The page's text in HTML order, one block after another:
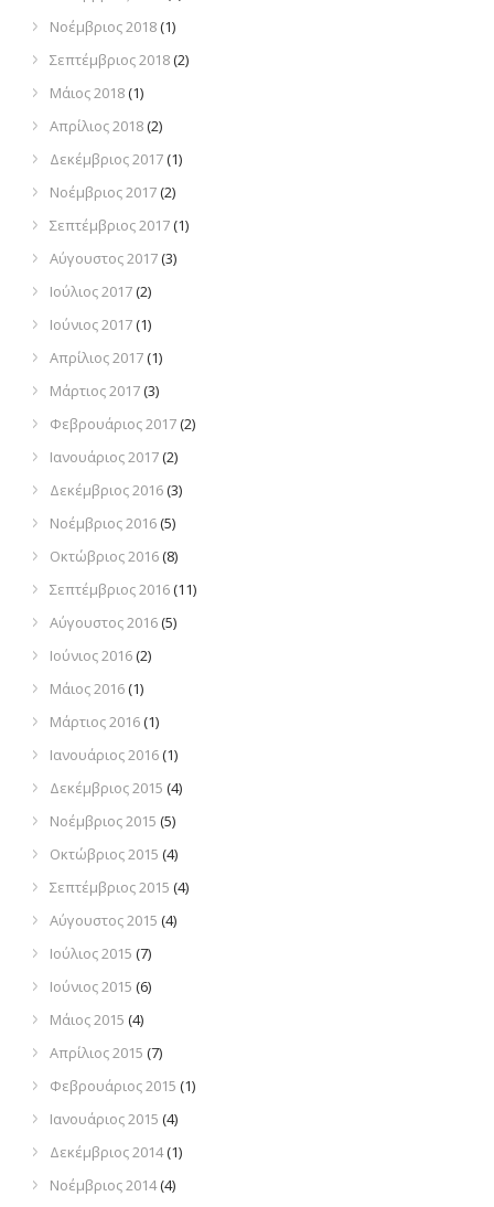
Νοέμβριος 2018(1)
Σεπτέμβριος 2018(2)
Μάιος 2018(1)
Απρίλιος 2018(2)
Δεκέμβριος 2017(1)
Νοέμβριος 2017(2)
Σεπτέμβριος 2017(1)
Αύγουστος 2017(3)
Ιούλιος 2017(2)
Ιούνιος 2017(1)
Απρίλιος 2017(1)
Μάρτιος 2017(3)
Φεβρουάριος 2017(2)
Ιανουάριος 2017(2)
Δεκέμβριος 2016(3)
Νοέμβριος 2016(5)
Οκτώβριος 2016(8)
Σεπτέμβριος 2016(11)
Αύγουστος 2016(5)
Ιούνιος 2016(2)
Μάιος 2016(1)
Μάρτιος 2016(1)
Ιανουάριος 2016(1)
Δεκέμβριος 2015 (4)
Νοέμβριος 2015 (5)
Οκτώβριος 2015 (4)
Σεπτέμβριος 2015 (4)
Αύγουστος 2015 (4)
Ιούλιος 2015 (7)
Ιούνιος 2015 (6)
Μάιος 2015 (4)
Απρίλιος 2015 (7)
Φεβρουάριος 2015 (1)
Ιανουάριος 2015 (4)
Δεκέμβριος 2014(1)
Νοέμβριος 2014(4)